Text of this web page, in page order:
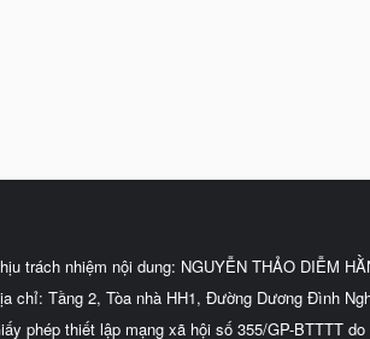
trách nhiệm nội dung: NGUYỄN THẢO DIỄM
chỉ: Tầng 2, Tòa nhà HH1, Đường Dương Đình
phép thiết lập mạng xã hội số 355/GP-BTTTT